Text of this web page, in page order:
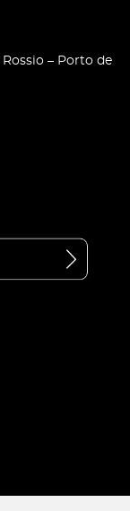
– Porto de